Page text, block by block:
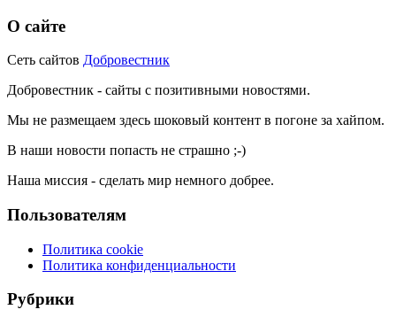
О сайте
Сеть сайтов Добровестник
Добровестник - сайты с позитивными новостями.
Мы не размещаем здесь шоковый контент в погоне за хайпом.
В наши новости попасть не страшно ;-)
Наша миссия - сделать мир немного добрее.
Пользователям
Политика cookie
Политика конфиденциальности
Рубрики